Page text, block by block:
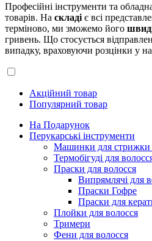
Професійні інструменти та
товарів. На складі є всі
терміново, ми зможемо його
гривень. Що стосується
випадку, враховуючи розцінки у
Акційний товар
Популярний товар
На Подарунок
Перукарські інструменти
Машинки для стрижки
Термобігуді для
Праски для волосся
Випрямлячі для
Праски Гофре
Праски для
Плойки для волосся
Тримери
Фени для волосся